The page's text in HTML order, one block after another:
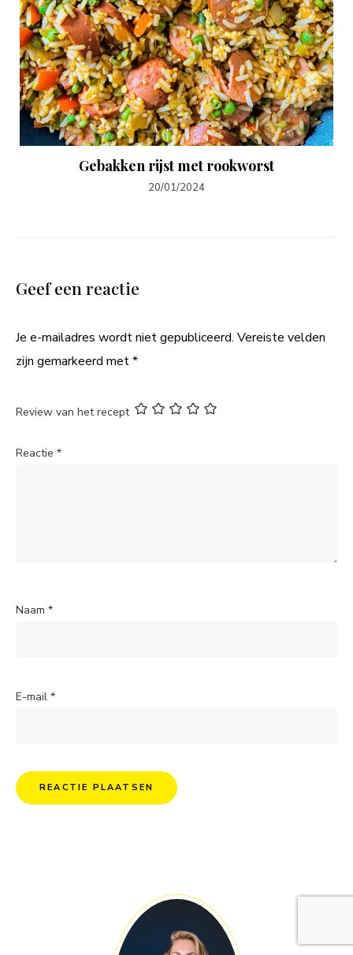
Gebakken rijst met rookworst
20/01/2024
Geef een reactie
Je e-mailadres wordt niet gepubliceerd. Vereiste velden
zijn gemarkeerd met*
Review van het recept
Reactie *
Naam *
E-mail *